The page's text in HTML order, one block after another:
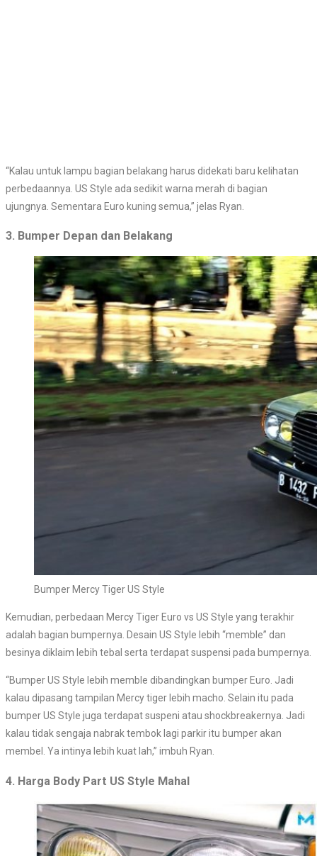
“Kalau untuk lampu bagian belakang harus didekati baru kelihatan
perbedaannya. US Style ada sedikit warna merah di bagian
ujungnya. Sementara Euro kuning semua,” jelas Ryan.
3. Bumper Depan dan Belakang
Bumper Mercy Tiger US Style
Kemudian, perbedaan Mercy Tiger Euro vs US Style yang terakhir
adalah bagian bumpernya. Desain US Style lebih “memble” dan
besinya diklaim lebih tebal serta terdapat suspensi pada bumpernya.
“Bumper US Style lebih memble dibandingkan bumper Euro. Jadi
kalau dipasang tampilan Mercy tiger lebih macho. Selain itu pada
bumper US Style juga terdapat suspeni atau shockbreakernya. Jadi
kalau tidak sengaja nabrak tembok lagi parkir itu bumper akan
membel. Ya intinya lebih kuat lah,” imbuh Ryan.
4. Harga Body Part US Style Mahal